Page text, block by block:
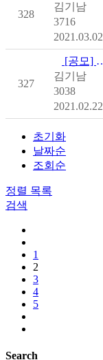
328
김기남
3716
2021.03.02
327
[공모] [사회복지공동모금회] 온라인배분사업
김기남
3038
2021.02.22
초기화
날짜순
조회순
정렬 목록
검색
1
2
3
4
5
Search